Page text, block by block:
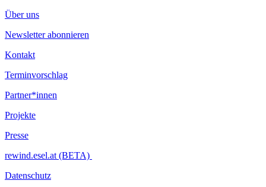
Über uns
Newsletter abonnieren
Kontakt
Terminvorschlag
Partner*innen
Projekte
Presse
rewind.esel.at (BETA)
Datenschutz